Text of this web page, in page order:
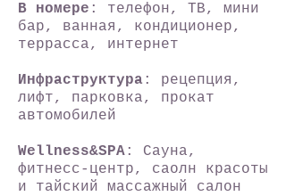
В номере : телефон, ТВ, мини
бар, ванная, кондиционер,
террасса, интернет
Инфраструктура : рецепция,
лифт, парковка, прокат
автомобилей
Wellness&SPA : Сауна,
фитнесс-центр, саолн красоты
и тайский массажный салон